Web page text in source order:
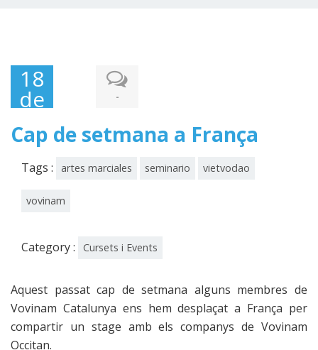
18
de
juny
de
2019
-
Cap de setmana a França
Tags : artes marciales seminario vietvodao
vovinam
Category : Cursets i Events
Aquest passat cap de setmana alguns membres de
Vovinam Catalunya ens hem desplaçat a França per
compartir un stage amb els companys de Vovinam
Occitan.